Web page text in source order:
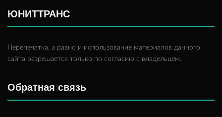
ЮНИТТРАНС
Перепечатка, а равно и использование материалов данного
сайта разрешается только по согласию с владельцем.
Обратная связь